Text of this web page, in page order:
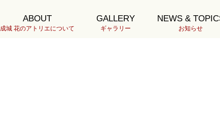
ABOUT
成城 花のアトリエについて
GALLERY
ギャラリー
NEWS &
お知らせ